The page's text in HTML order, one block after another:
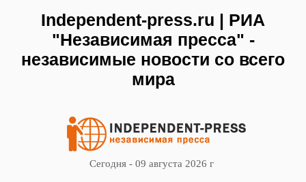
Independent-press.ru | РИА
"Независимая пресса" -
независимые новости со всего
мира
Сегодня - 09 августа 2026 г